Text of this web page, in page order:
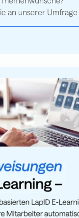
an unserer Umfrage